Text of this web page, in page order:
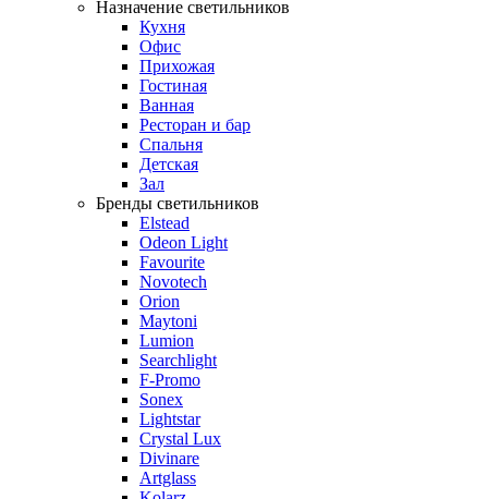
Назначение светильников
Кухня
Офис
Прихожая
Гостиная
Ванная
Ресторан и бар
Спальня
Детская
Зал
Бренды светильников
Elstead
Odeon Light
Favourite
Novotech
Orion
Maytoni
Lumion
Searchlight
F-Promo
Sonex
Lightstar
Crystal Lux
Divinare
Artglass